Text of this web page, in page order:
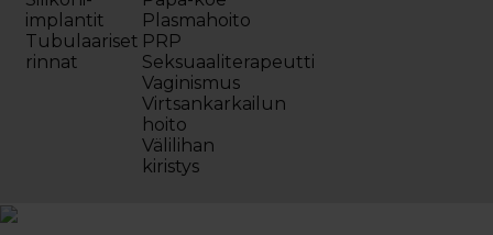
implantit
Tubulaariset
rinnat
Plasmahoito
PRP
Seksuaaliterapeutti
Vaginismus
Virtsankarkailun
hoito
Välilihan
kiristys